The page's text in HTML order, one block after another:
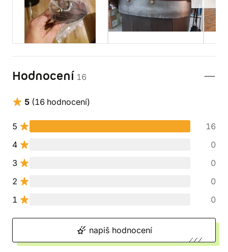
Hodnocení 16
5 (16 hodnocení)
5
16
4
0
3
0
2
0
1
0
napiš hodnocení